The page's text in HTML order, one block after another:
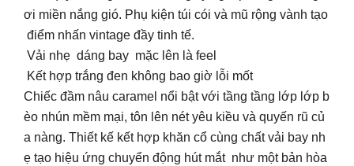
ơi miền nắng gió. Phụ kiện túi cói và mũ rộng vành tạo
điểm nhấn vintage đầy tinh tế.
Vải nhẹ dáng bay mặc lên là feel
Kết hợp trắng đen không bao giờ lỗi mốt
Chiếc đầm nâu caramel nổi bật với tầng tầng lớp lớp b
èo nhún mềm mại, tôn lên nét yêu kiều và quyến rũ củ
a nàng. Thiết kế kết hợp khăn cổ cùng chất vải bay nh
ẹ tạo hiệu ứng chuyển động hút mắt như một bản hòa